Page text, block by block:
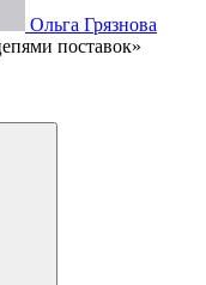
Ольга Грязнова
поставок»